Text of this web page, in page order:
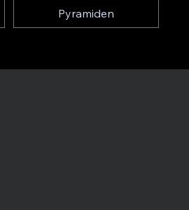
Pyramiden